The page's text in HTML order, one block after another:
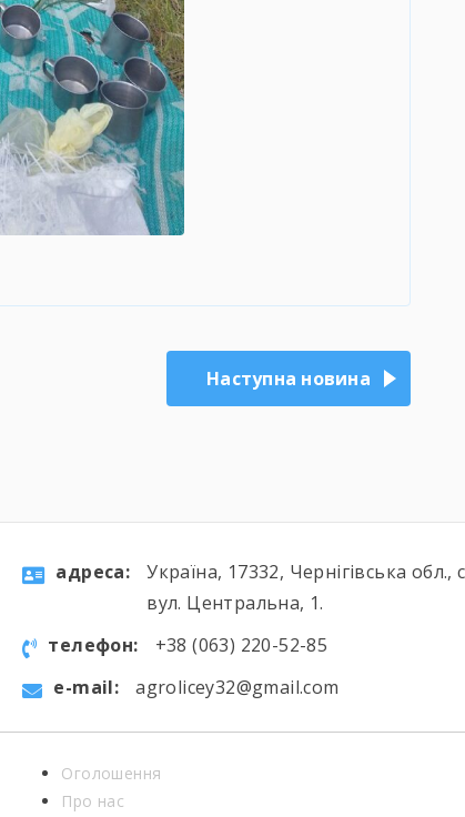
Наступна новина
aдресa:
Україна, 17332, Чернігівська обл.,
вул. Центральна, 1.
телефон:
+38 (063) 220-52-85
e-mail:
agrolicey32@gmail.com
Оголошення
Про нас